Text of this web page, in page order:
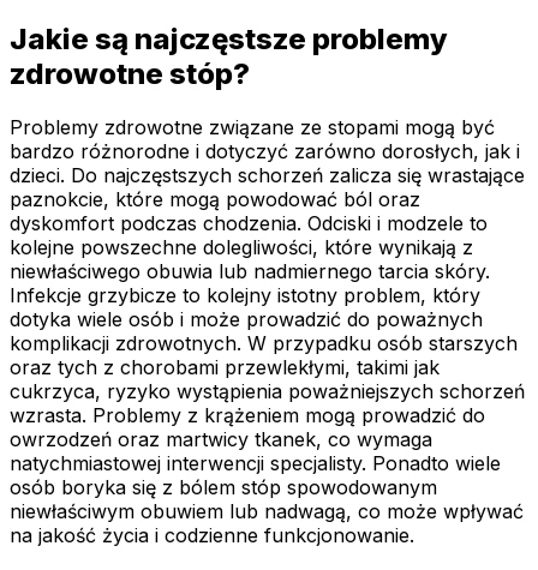
Jakie są najczęstsze problemy
zdrowotne stóp?
Problemy zdrowotne związane ze stopami mogą być
bardzo różnorodne i dotyczyć zarówno dorosłych, jak i
dzieci. Do najczęstszych schorzeń zalicza się wrastające
paznokcie, które mogą powodować ból oraz
dyskomfort podczas chodzenia. Odciski i modzele to
kolejne powszechne dolegliwości, które wynikają z
niewłaściwego obuwia lub nadmiernego tarcia skóry.
Infekcje grzybicze to kolejny istotny problem, który
dotyka wiele osób i może prowadzić do poważnych
komplikacji zdrowotnych. W przypadku osób starszych
oraz tych z chorobami przewlekłymi, takimi jak
cukrzyca, ryzyko wystąpienia poważniejszych schorzeń
wzrasta. Problemy z krążeniem mogą prowadzić do
owrzodzeń oraz martwicy tkanek, co wymaga
natychmiastowej interwencji specjalisty. Ponadto wiele
osób boryka się z bólem stóp spowodowanym
niewłaściwym obuwiem lub nadwagą, co może wpływać
na jakość życia i codzienne funkcjonowanie.